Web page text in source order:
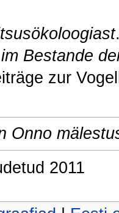
Bestande
zur
Onno
2011